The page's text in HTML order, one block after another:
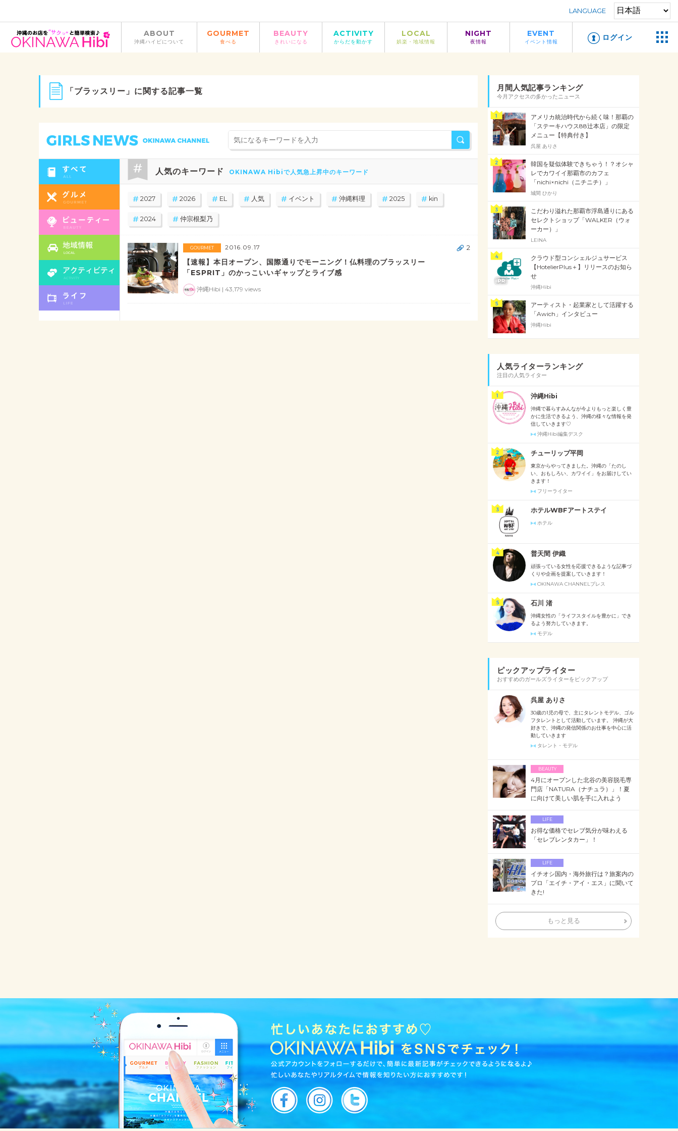
LANGUAGE
ABOUT
沖縄ハイビについて
GOURMET
食べる
BEAUTY
きれいになる
ACTIVITY
からだを動かす
LOCAL
娯楽・地域情報
NIGHT
夜情報
EVENT
イベント情報 ログイン
「ブラッスリー」に関する記事一覧
人気のキーワード OKINAWA Hibiで人気急上昇中のキーワード
2027 2026 EL 人気 イベント 沖縄料理 2025 kin
2024 仲宗根梨乃
2
GOURMET 2016.09.17
【速報】本日オープン、国際通りでモーニング！仏料理のブラッスリー
「ESPRIT」のかっこいいギャップとライブ感
沖縄Hibi | 43,179 views
月間人気記事ランキング
今月アクセスの多かったニュース
アメリカ統治時代から続く味！那覇の
「ステーキハウス88辻本店」の限定
メニュー【特典付き】
呉屋 ありさ
韓国を疑似体験できちゃう！？オシャ
レでカワイイ那覇市のカフェ
「nichi×nichi（ニチニチ）」
城間 ひかり
こだわり溢れた那覇市浮島通りにある
セレクトショップ「WALKER（ウォ
ーカー）」
LEINA
クラウド型コンシェルジュサービス
【HotelierPlus＋】リリースのお知ら
せ
沖縄Hibi
アーティスト・起業家として活躍する
「Awich」インタビュー
沖縄Hibi
人気ライターランキング
注目の人気ライター
沖縄Hibi
沖縄で暮らすみんなが今よりもっと楽しく豊
かに生活できるよう、沖縄の様々な情報を発
信していきます♡
沖縄Hibi編集デスク
チューリップ平岡
東京からやってきました。沖縄の「たのし
い、おもしろい、カワイイ」をお届けしてい
きます！
フリーライター
ホテルWBFアートステイ
ホテル
普天間 伊織
頑張っている女性を応援できるような記事づ
くりや企画を提案していきます！
OKINAWA CHANNELプレス
石川 渚
沖縄女性の「ライフスタイルを豊かに」でき
るよう努力していきます。
モデル
ピックアップライター
おすすめのガールズライターをピックアップ
呉屋 ありさ
30歳の1児の母で、主にタレントモデル、ゴル
フタレントとして活動しています。 沖縄が大
好きで、沖縄の発信関係のお仕事を中心に活
動していきます
タレント・モデル
BEAUTY
4月にオープンした北谷の美容脱毛専
門店「NATURA（ナチュラ）」！夏
に向けて美しい肌を手に入れよう
LIFE
お得な価格でセレブ気分が味わえる
「セレブレンタカー」！
LIFE
イチオシ国内・海外旅行は？旅案内の
プロ「エイチ・アイ・エス」に聞いて
きた!
もっと見る